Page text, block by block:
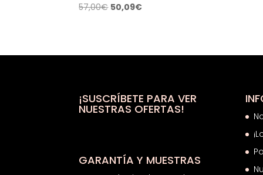
57,00€ El
50,09€El
¡SUSCRÍBETE PARA VER
NUESTRAS OFERTAS!
GARANTÍA Y MUESTRAS